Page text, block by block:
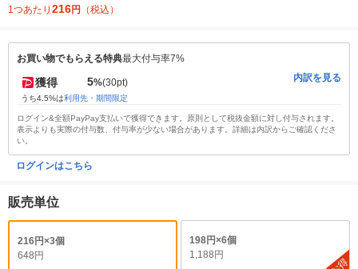
1つあたり 216円 （税込）
お買い物でもらえる特典最大付与率7%
獲得 5%(30pt)
うち4.5%は利用先・期間限定
内訳を見る
ログイン&全額PayPay支払いで獲得できます。原則として税抜金額に対し付与されます。
表示よりも実際の付与数、付与率が少ない場合があります。詳細は内訳からご確認くださ
い。
ログインはこちら
販売単位
216円×3個
648円
198円×6個
1,188円